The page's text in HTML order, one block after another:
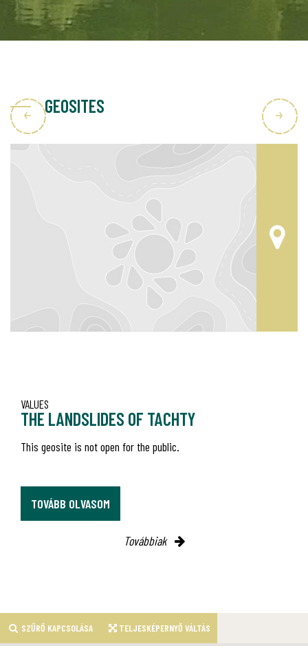
GEOSITES
VALUES
THE LANDSLIDES OF TACHTY
This geosite is not open for the public.
TOVÁBB OLVASOM
Továbbiak
SZŰRŐ KAPCSOLÁSA TELJESKÉPERNYŐ VÁLTÁS